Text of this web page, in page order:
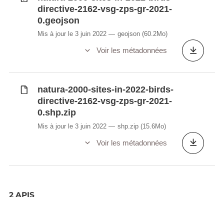
directive-2162-vsg-zps-gr-2021-
0.geojson
Mis à jour le 3 juin 2022 geojson (60.2Mo)
Voir les métadonnées
natura-2000-sites-in-2022-birds-
directive-2162-vsg-zps-gr-2021-
0.shp.zip
Mis à jour le 3 juin 2022 shp.zip (15.6Mo)
Voir les métadonnées
2 APIS